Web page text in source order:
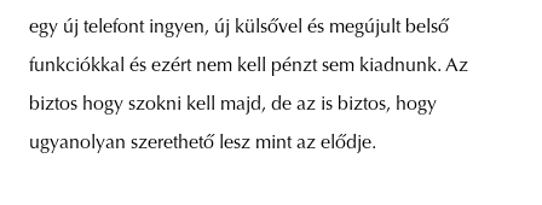
egy új telefont ingyen, új külsővel és megújult belső
funkciókkal és ezért nem kell pénzt sem kiadnunk. Az
biztos hogy szokni kell majd, de az is biztos, hogy
ugyanolyan szerethető lesz mint az elődje.